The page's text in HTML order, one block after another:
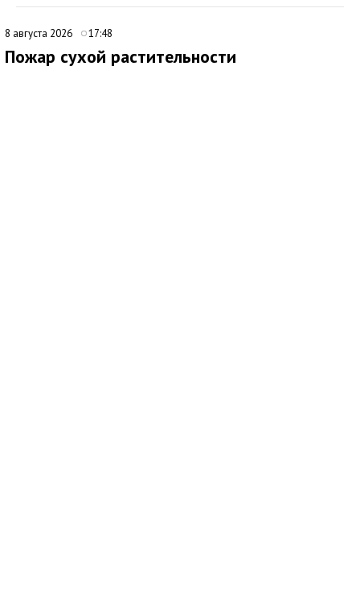
8 августа 2026 17:48
Пожар сухой растительности